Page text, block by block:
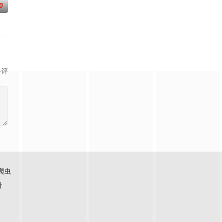
她对新生
相识并成为好朋友，两人收获了友情和成长，
央苏区第五次反围剿失败，红六军团奉命西征，进入贵州石阡，一场战役后
评
虫